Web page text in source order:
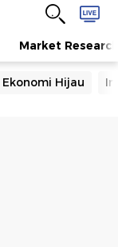
Market Research
Ekonomi Hijau